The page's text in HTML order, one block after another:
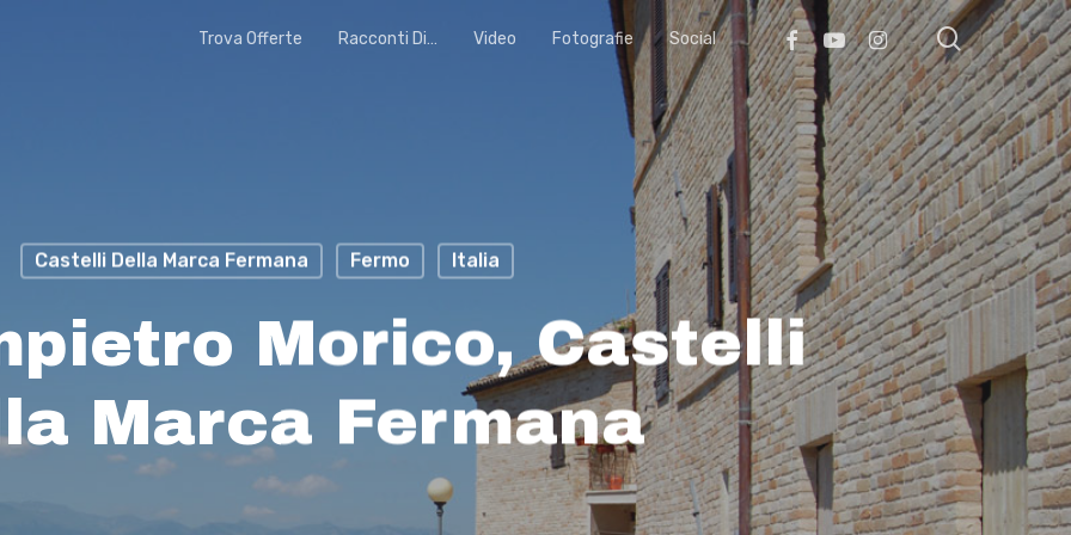
Trova Offerte Racconti Di… Video Fotografie Social FacebookYoutubeInstagram search
Castelli Della Marca Fermana Fermo Italia
Morico, Castelli
Marca Fermana